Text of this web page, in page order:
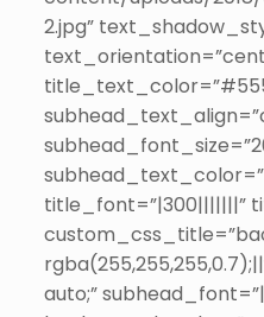
2.jpg”
title_font=”|300|||||||”
auto;”